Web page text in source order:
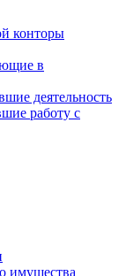
конторы
в
деятельность
работу с
имущества